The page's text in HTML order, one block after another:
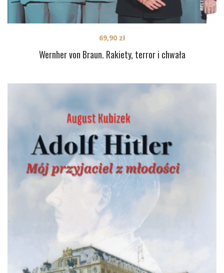
Wernher von Braun. Rakiety, terror i chwała
69,90 zł